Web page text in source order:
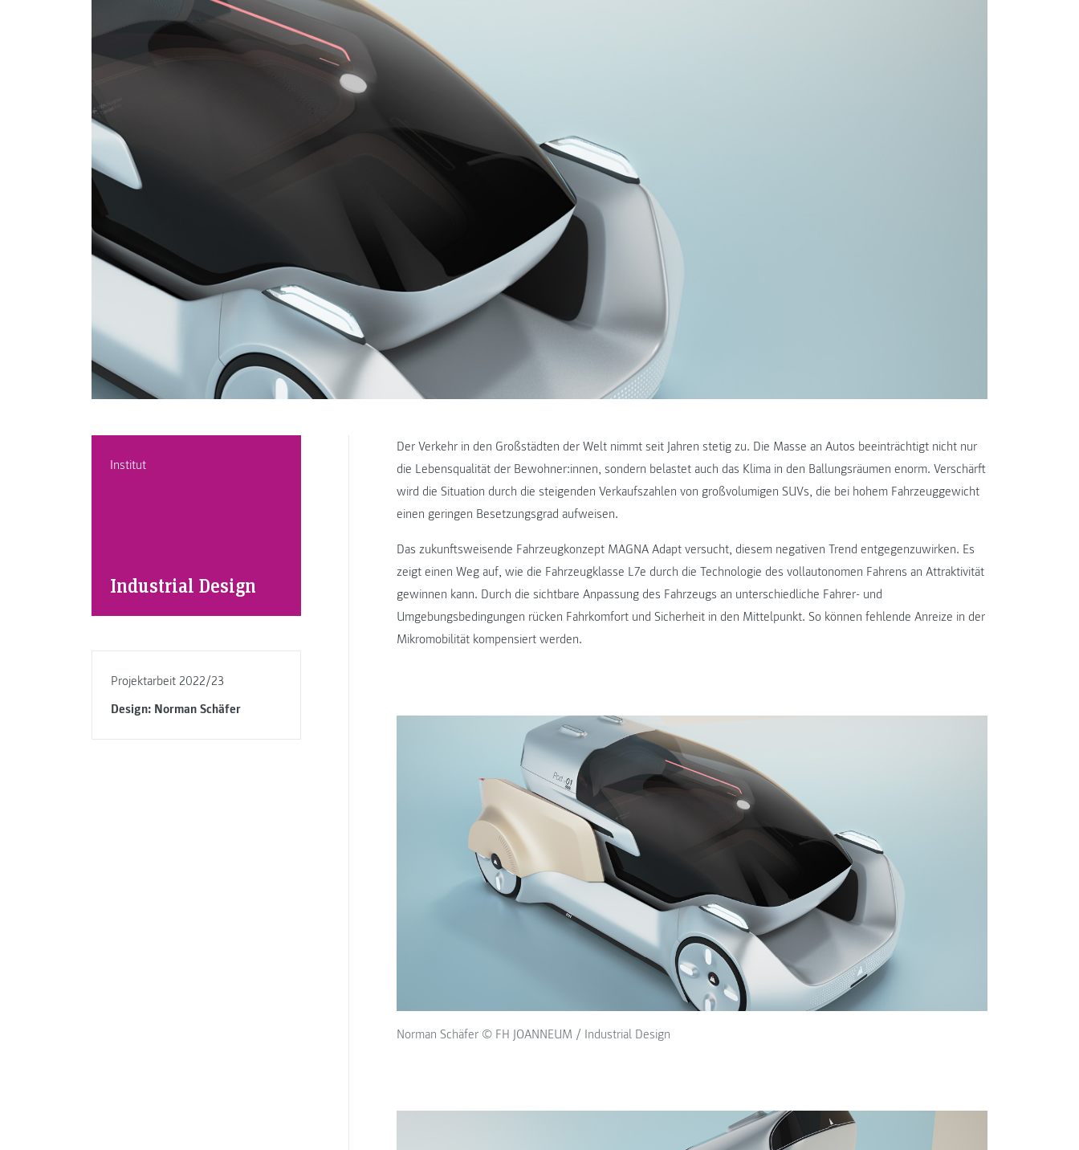
Institut
Industrial Design
Projektarbeit 2022/23
Design: Norman Schäfer
Der Verkehr in den Großstädten der Welt nimmt seit Jahren stetig zu. Die Masse an Autos beeinträchtigt nicht nur
die Lebensqualität der Bewohner:innen, sondern belastet auch das Klima in den Ballungsräumen enorm. Verschärft
wird die Situation durch die steigenden Verkaufszahlen von großvolumigen SUVs, die bei hohem Fahrzeuggewicht
einen geringen Besetzungsgrad aufweisen.
Das zukunftsweisende Fahrzeugkonzept MAGNA Adapt versucht, diesem negativen Trend entgegenzuwirken. Es
zeigt einen Weg auf, wie die Fahrzeugklasse L7e durch die Technologie des vollautonomen Fahrens an Attraktivität
gewinnen kann. Durch die sichtbare Anpassung des Fahrzeugs an unterschiedliche Fahrer- und
Umgebungsbedingungen rücken Fahrkomfort und Sicherheit in den Mittelpunkt. So können fehlende Anreize in der
Mikromobilität kompensiert werden.
Norman Schäfer © FH JOANNEUM / Industrial Design